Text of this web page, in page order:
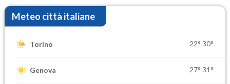
Meteo città italiane
Torino 22° 30°
Genova 27° 31°